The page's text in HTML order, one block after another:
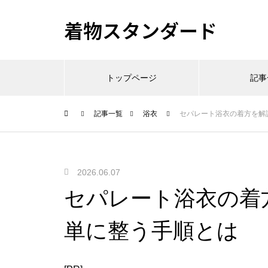
着物スタンダード
トップページ 記
記事一覧 浴衣 セパレート浴衣の着方を
2026.06.07
セパレート浴衣の
単に整う手順とは